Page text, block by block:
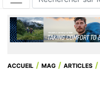
ACCUEIL MAG ARTICLES